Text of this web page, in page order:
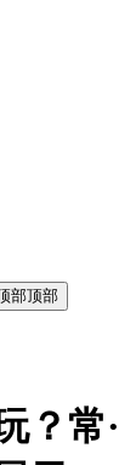
顶部
？常·